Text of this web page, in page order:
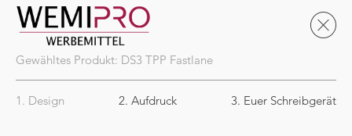
Gewähltes Produkt: DS3 TPP Fastlane
1. Design 2. Aufdruck 3. Euer Schreibgerät